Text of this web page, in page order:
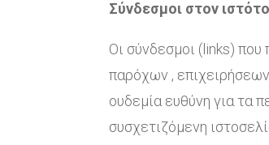
Σύνδεσμοι στον
Οι σύνδεσμοι (links)
παρόχων ,
ουδεμία ευθύνη για τα
συσχετιζόμενη